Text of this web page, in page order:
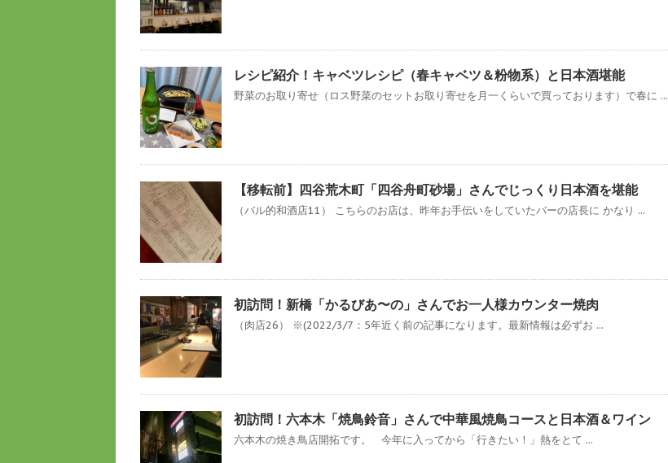
レシピ紹介！キャベツレシピ（春キャベツ＆粉物系）と日本酒堪能
野菜のお取り寄せ（ロス野菜のセットお取り寄せを月一くらいで買っております）で春に ...
【移転前】四谷荒木町「四谷舟町砂場」さんでじっくり日本酒を堪能
（バル的和酒店11） こちらのお店は、昨年お手伝いをしていたバーの店長に かなり ...
初訪問！新橋「かるびあ〜の」さんでお一人様カウンター焼肉
（肉店26） ※(2022/3/7：5年近く前の記事になります。最新情報は必ずお ...
初訪問！六本木「焼鳥鈴音」さんで中華風焼鳥コースと日本酒＆ワイン
六本木の焼き鳥店開拓です。 今年に入ってから「行きたい！」熱をとて ...